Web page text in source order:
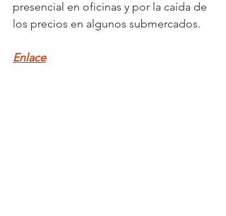
presencial en oficinas y por la caída de
los precios en algunos submercados.
Enlace